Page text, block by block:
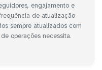
engajamento e
de atualização
sempre atualizados com
operações necessita.